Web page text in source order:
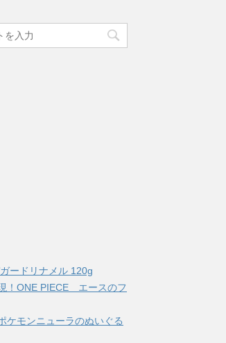
ードリナメル 120g
！ONE PIECE エースのフ
ケモンニューラのぬいぐる